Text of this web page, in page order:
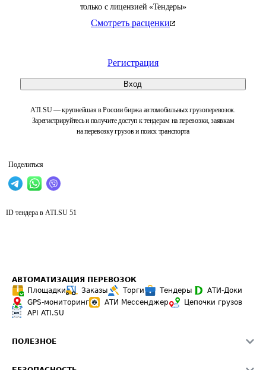
только с лицензией «Тендеры»
Смотреть расценки
Регистрация
Вход
ATI.SU — крупнейшая в России биржа автомобильных грузоперевозок.
Зарегистрируйтесь и получите доступ к тендерам на перевозки, заявкам
на перевозку грузов и поиск транспорта
Поделиться
ID тендера в ATI.SU 51
АВТОМАТИЗАЦИЯ ПЕРЕВОЗОК
Площадки
Заказы Торги Тендеры
АТИ-Доки
GPS-мониторинг
АТИ Мессенджер
Цепочки грузов
API ATI.SU
ПОЛЕЗНОЕ